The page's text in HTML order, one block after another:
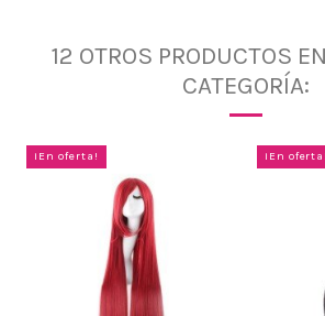
12 OTROS PRODUCTOS
CATEGORÍA:
¡En oferta! ¡En oferta!